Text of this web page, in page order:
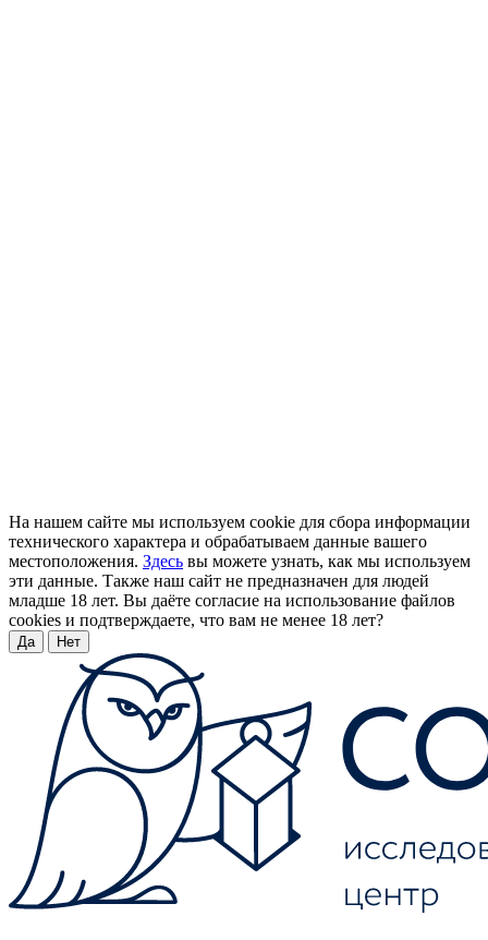
На нашем сайте мы используем cookie для сбора информации
технического характера и обрабатываем данные вашего
местоположения. Здесь вы можете узнать, как мы используем
эти данные. Также наш сайт не предназначен для людей
младше 18 лет. Вы даёте согласие на использование файлов
cookies и подтверждаете, что вам не менее 18 лет?
Да Нет